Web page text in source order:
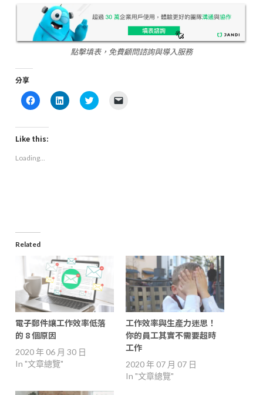
點擊填表，免費顧問諮詢與導入服務
分享
Click
to
Facebook
(Opens
in
window)
Click
to
Click
to
Like this:
Loading...
Related
電子郵件讓工作效率低落
的 8 個原因
2020 年 06 月 30 日
In "文章總覽"
工作效率與生產力迷思！
你的員工其實不需要超時
工作
2020 年 07 月 07 日
In "文章總覽"